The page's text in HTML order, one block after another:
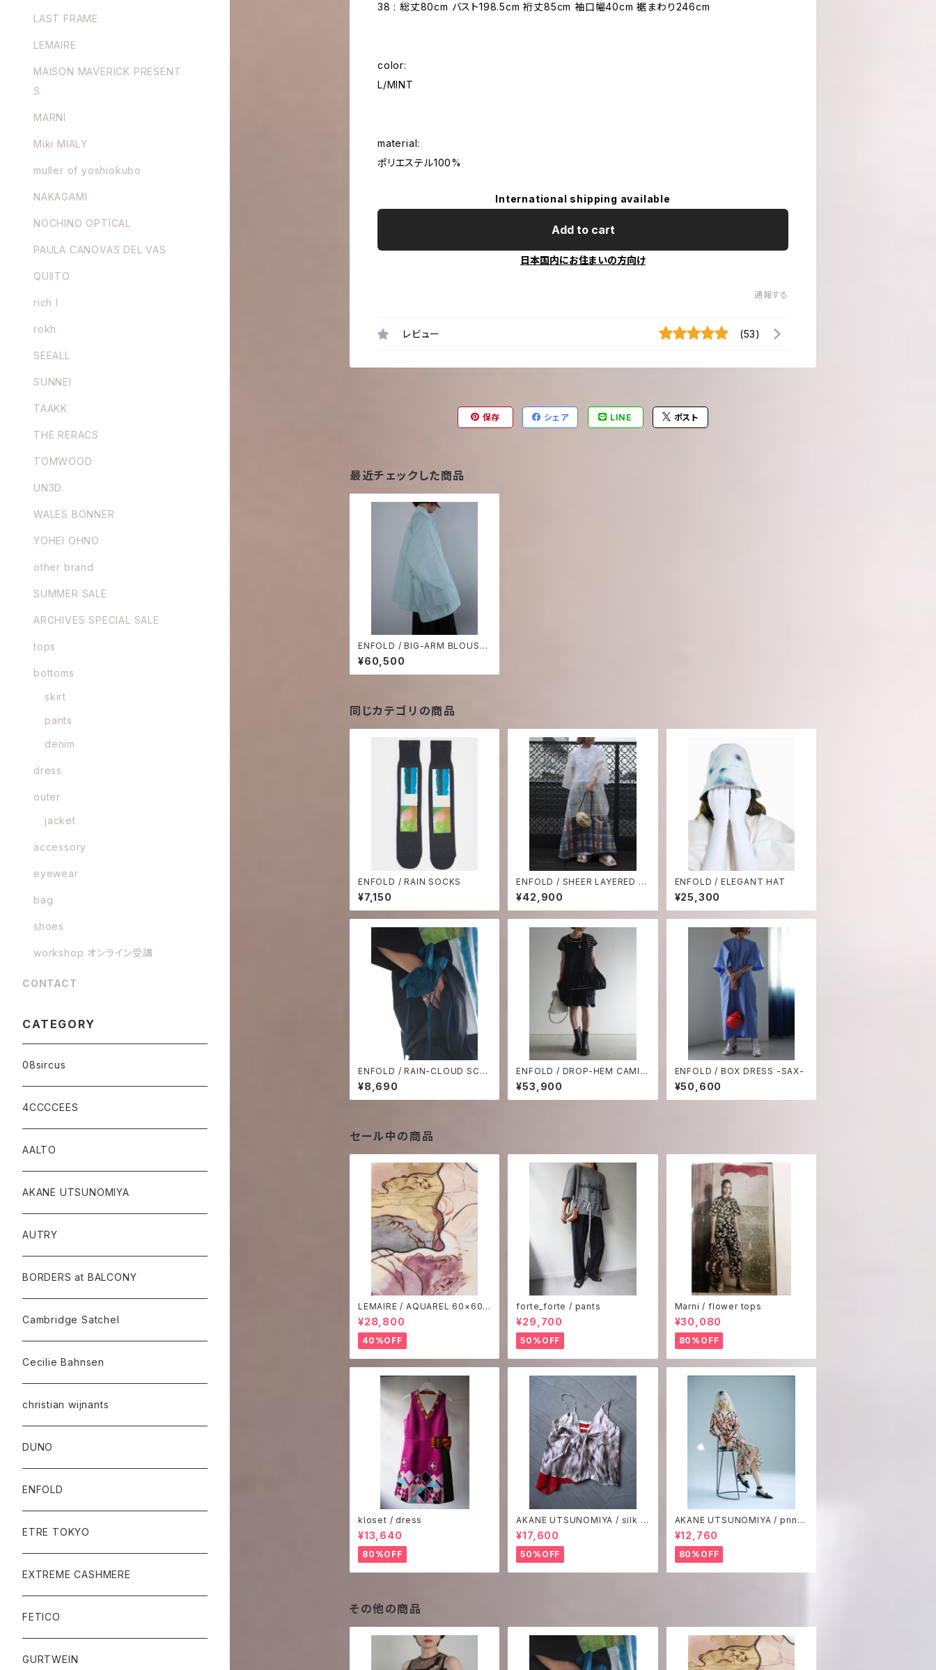
38 : 総丈80cm バスト198.5cm 裄丈85cm 袖口幅40cm 裾まわり246cm
color:
L/MINT
material:
ポリエステル100%
International shipping available
Add to cart
日本国内にお住まいの方向け
通報する
レビュー (53)
保存 シェア LINE ポスト
最近チェックした商品
ENFOLD / BIG-ARM BLOUSO
N
¥60,500
同じカテゴリの商品
ENFOLD / RAIN SOCKS
¥7,150
ENFOLD / SHEER LAYERED T-
SHIRT
¥42,900
ENFOLD / ELEGANT HAT
¥25,300
ENFOLD / RAIN-CLOUD SCR
UNCHIE
¥8,690
ENFOLD / DROP-HEM CAMIS
OLE VEST
¥53,900
ENFOLD / BOX DRESS -SAX-
¥50,600
セール中の商品
LEMAIRE / AQUAREL 60×60
SCARF
¥28,800
40%OFF
forte_forte / pants
¥29,700
50%OFF
Marni / flower tops
¥30,080
80%OFF
kloset / dress
¥13,640
80%OFF
AKANE UTSUNOMIYA / silk p
rint camisole
¥17,600
50%OFF
AKANE UTSUNOMIYA / print
one-piece
¥12,760
80%OFF
その他の商品
LAST FRAME
LEMAIRE
MAISON MAVERICK PRESENT
S
MARNI
Miki MIALY
muller of yoshiokubo
NAKAGAMI
NOCHINO OPTICAL
PAULA CANOVAS DEL VAS
QUIITO
rich I
rokh
SEEALL
SUNNEI
TAAKK
THE RERACS
TOMWOOD
UN3D.
WALES BONNER
YOHEI OHNO
other brand
SUMMER SALE
ARCHIVES SPECIAL SALE
tops
bottoms
skirt
pants
denim
dress
outer
jacket
accessory
eyewear
bag
shoes
workshop オンライン受講
CONTACT
CATEGORY
08sircus
4CCCCEES
AALTO
AKANE UTSUNOMIYA
AUTRY
BORDERS at BALCONY
Cambridge Satchel
Cecilie Bahnsen
christian wijnants
DUNO
ENFOLD
ETRE TOKYO
EXTREME CASHMERE
FETICO
GURTWEIN